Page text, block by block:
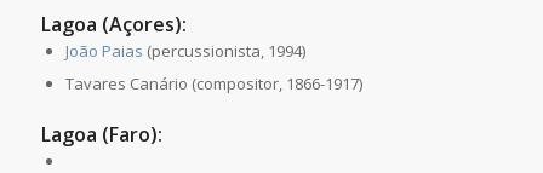
Lagoa (Açores):
João Paias (percussionista, 1994)
Tavares Canário (compositor, 1866-1917)
Lagoa (Faro):